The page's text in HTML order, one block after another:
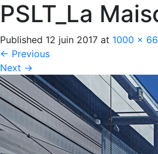
PSLT_La
Published 12 juin 2017 at 1000 ×
← Previous
Next →